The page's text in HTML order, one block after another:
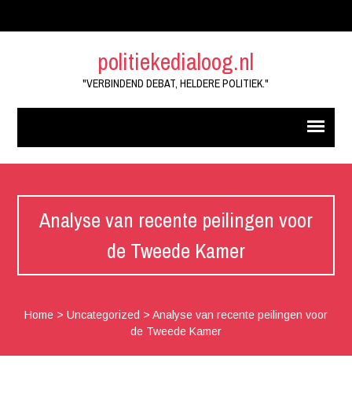
politiekedialoog.nl
"VERBINDEND DEBAT, HELDERE POLITIEK."
Analyse van recente peilingen voor
de Tweede Kamer
Home> Uncategorized > Analyse van recente peilingen voor
de Tweede Kamer